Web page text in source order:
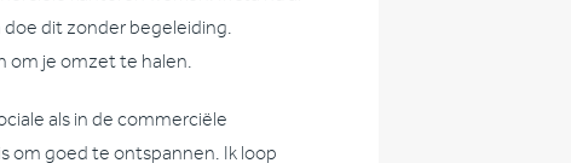
dit zonder begeleiding.
om je omzet te halen.
als in de commerciële
om goed te ontspannen. Ik loop